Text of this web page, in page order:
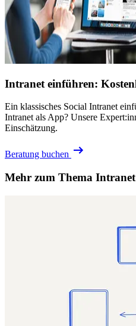
Intranet einführen:
Ein klassisches Social Intranet
Intranet als App? Unsere
Einschätzung.
Beratung buchen
Mehr zum Thema Intranet